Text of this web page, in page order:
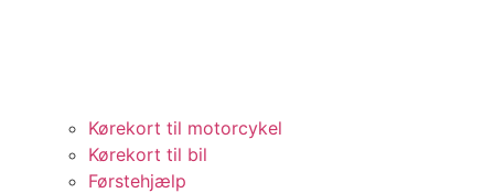
Kørekort til motorcykel
Kørekort til bil
Førstehjælp